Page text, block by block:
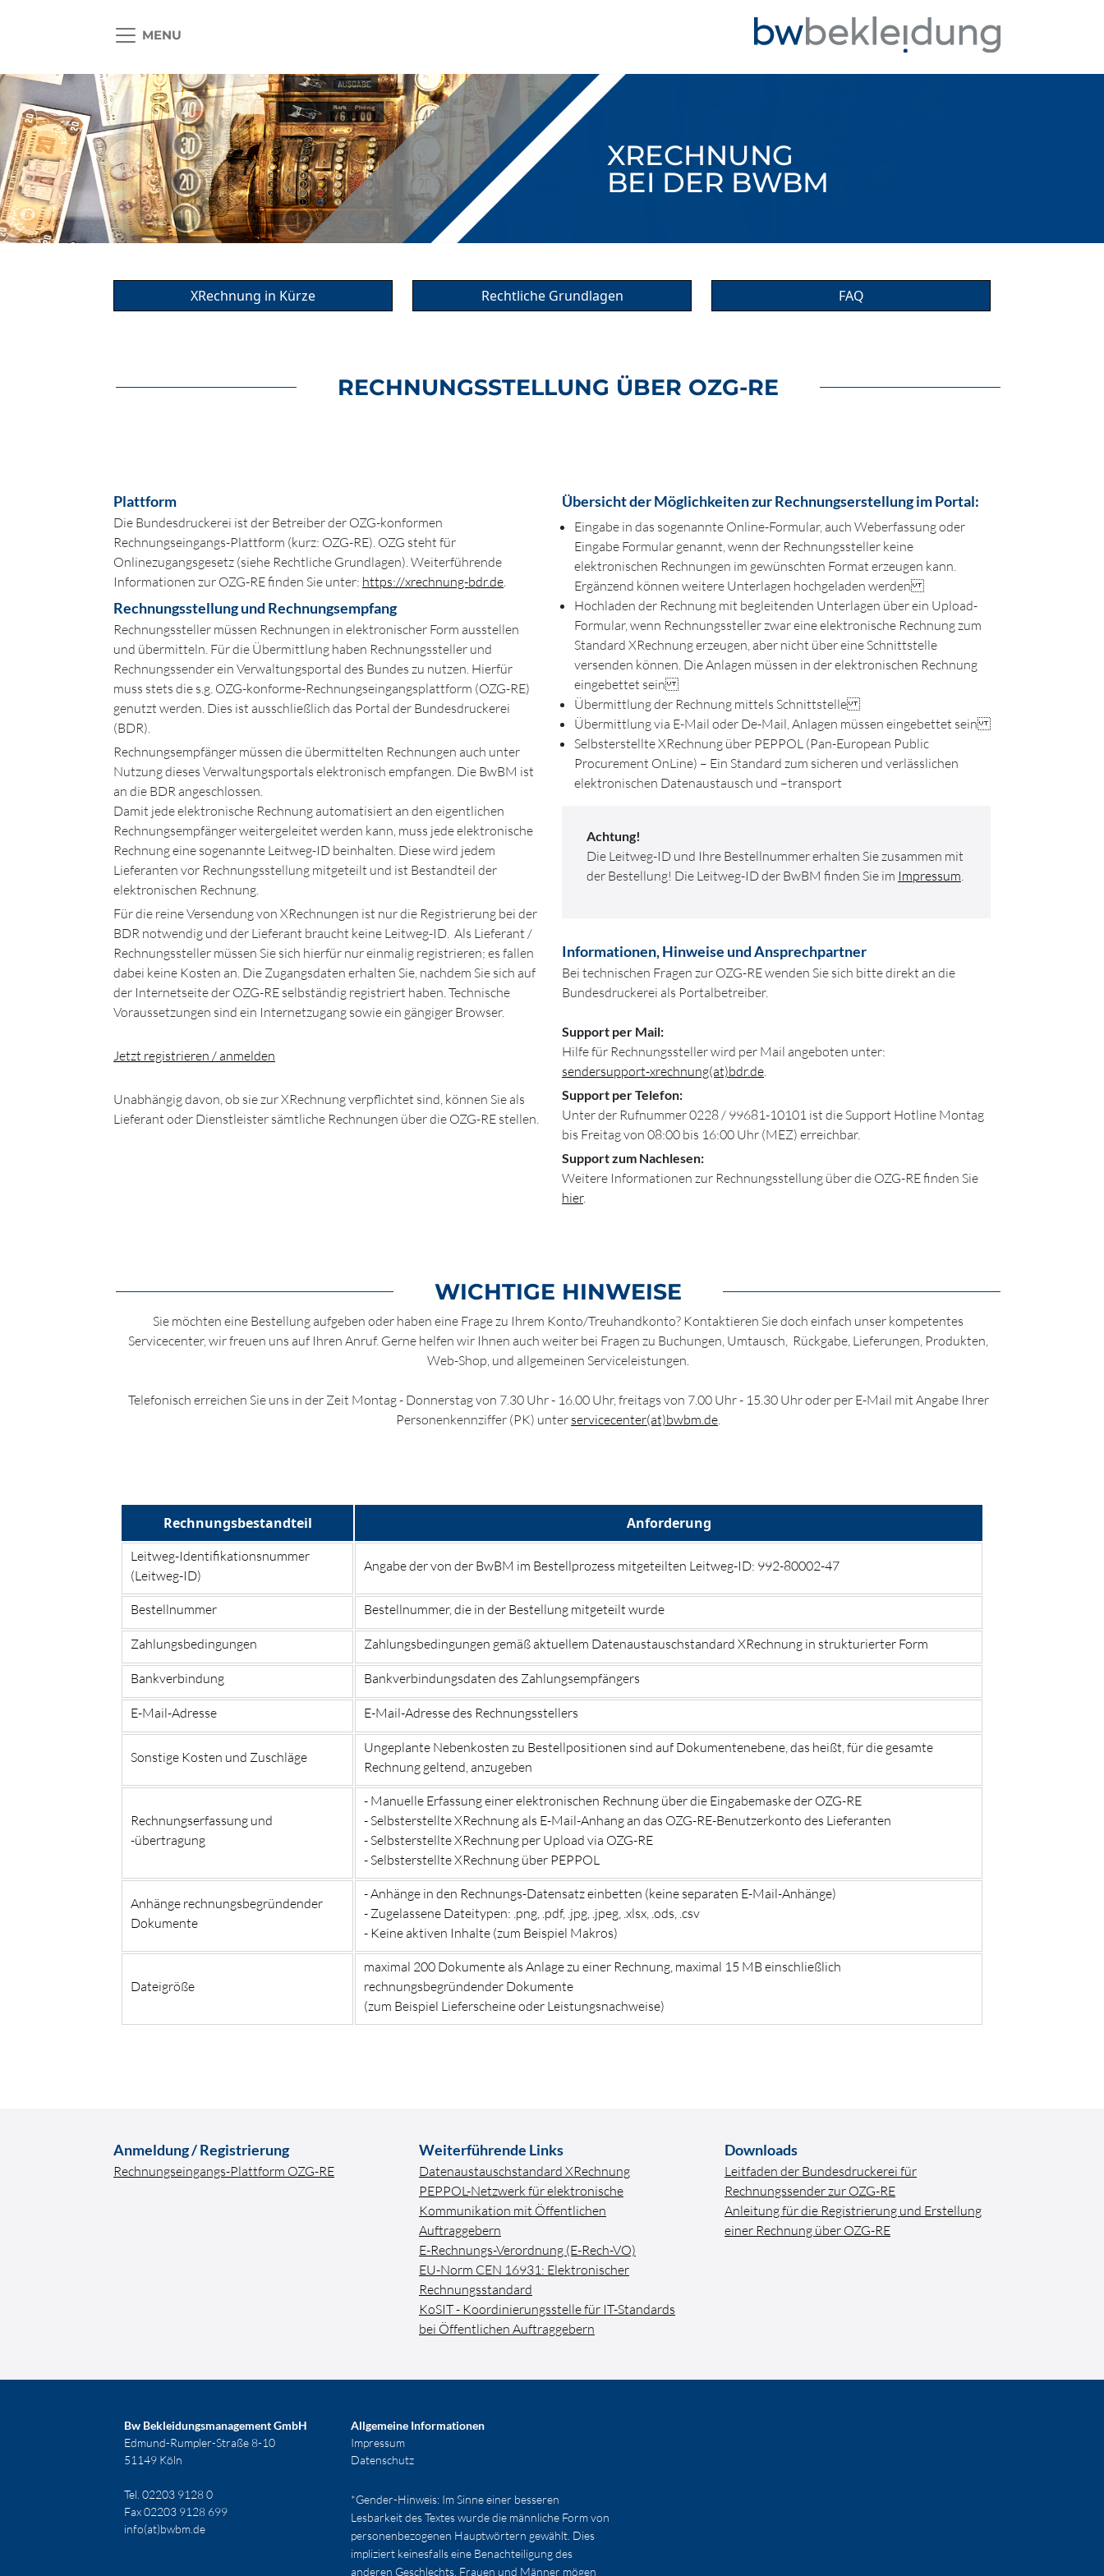
MENU
XRECHNUNG
BEI DER BWBM
XRechnung in Kürze Rechtliche Grundlagen FAQ
RECHNUNGSSTELLUNG ÜBER OZG-RE
Plattform
Die Bundesdruckerei ist der Betreiber der OZG-konformen
Rechnungseingangs-Plattform (kurz: OZG-RE). OZG steht für
Onlinezugangsgesetz (siehe Rechtliche Grundlagen). Weiterführende
Informationen zur OZG-RE finden Sie unter: https://xrechnung-bdr.de
Rechnungsstellung und Rechnungsempfang
Rechnungssteller müssen Rechnungen in elektronischer Form ausstellen
und übermitteln. Für die Übermittlung haben Rechnungssteller und
Rechnungssender ein Verwaltungsportal des Bundes zu nutzen. Hierfür
muss stets die s.g. OZG-konforme-Rechnungs­eingangs­plattform (OZG-RE)
genutzt werden. Dies ist ausschließlich das Portal der Bundesdruckerei
(BDR).
Rechnungsempfänger müssen die übermittelten Rechnungen auch unter
Nutzung dieses Verwaltungsportals elektronisch empfangen. Die BwBM ist
an die BDR angeschlossen.
Damit jede elektronische Rechnung automatisiert an den eigentlichen
Rechnungs­empfänger weitergeleitet werden kann, muss jede elektronische
Rechnung eine sogenannte Leitweg-ID beinhalten. Diese wird jedem
Lieferanten vor Rechnungsstellung mitgeteilt und ist Bestandteil der
elektronischen Rechnung.
Für die reine Versendung von XRechnungen ist nur die Registrierung bei der
BDR notwendig und der Lieferant braucht keine Leitweg-ID. Als Lieferant /
Rechnungssteller müssen Sie sich hierfür nur einmalig registrieren; es fallen
dabei keine Kosten an. Die Zugangsdaten erhalten Sie, nachdem Sie sich auf
der Internetseite der OZG-RE selbständig registriert haben. Technische
Voraussetzungen sind ein Internetzugang sowie ein gängiger Browser.
Jetzt registrieren / anmelden
Unabhängig davon, ob sie zur XRechnung verpflichtet sind, können Sie als
Lieferant oder Dienstleister sämtliche Rechnungen über die OZG-RE stellen.
Übersicht der Möglichkeiten zur Rechnungserstellung im Portal:
Eingabe in das sogenannte Online-Formular, auch Weberfassung oder
Eingabe Formular genannt, wenn der Rechnungssteller keine
elektronischen Rechnungen im gewünschten Format erzeugen kann.
Ergänzend können weitere Unterlagen hochgeladen werden
Hochladen der Rechnung mit begleitenden Unterlagen über ein Upload-
Formular, wenn Rechnungssteller zwar eine elektronische Rechnung zum
Standard XRechnung erzeugen, aber nicht über eine Schnittstelle
versenden können. Die Anlagen müssen in der elektronischen Rechnung
eingebettet sein
Übermittlung der Rechnung mittels Schnittstelle
Übermittlung via E-Mail oder De-Mail, Anlagen müssen eingebettet sein
Selbsterstellte XRechnung über PEPPOL (Pan-European Public
Procurement OnLine) – Ein Standard zum sicheren und verlässlichen
elektronischen Datenaustausch und –transport
Achtung!
Die Leitweg-ID und Ihre Bestellnummer erhalten Sie zusammen mit
der Bestellung! Die Leitweg-ID der BwBM finden Sie im Impressum
Informationen, Hinweise und Ansprechpartner
Bei technischen Fragen zur OZG-RE wenden Sie sich bitte direkt an die
Bundesdruckerei als Portalbetreiber.
Support per Mail:
Hilfe für Rechnungssteller wird per Mail angeboten unter:
sendersupport-xrechnung(at)bdr.de
Support per Telefon:
Unter der Rufnummer 0228 / 99681-10101 ist die Support Hotline Montag
bis Freitag von 08:00 bis 16:00 Uhr (MEZ) erreichbar.
Support zum Nachlesen:
Weitere Informationen zur Rechnungsstellung über die OZG-RE finden Sie
hier.
WICHTIGE HINWEISE
Sie möchten eine Bestellung aufgeben oder haben eine Frage zu Ihrem Konto/Treuhandkonto? Kontaktieren Sie doch einfach unser kompetentes
Servicecenter, wir freuen uns auf Ihren Anruf. Gerne helfen wir Ihnen auch weiter bei Fragen zu Buchungen, Umtausch, Rückgabe, Lieferungen, Produkten,
Web-Shop, und allgemeinen Serviceleistungen.
Telefonisch erreichen Sie uns in der Zeit Montag - Donnerstag von 7.30 Uhr - 16.00 Uhr, freitags von 7.00 Uhr - 15.30 Uhr oder per E-Mail mit Angabe Ihrer
Personenkennziffer (PK) unter servicecenter(at)bwbm.de
Rechnungsbestandteil Anforderung
Leitweg-Identifikationsnummer
(Leitweg-ID)
Angabe der von der BwBM im Bestellprozess mitgeteilten Leitweg-ID: 992-80002-47
Bestellnummer Bestellnummer, die in der Bestellung mitgeteilt wurde
Zahlungsbedingungen Zahlungsbedingungen gemäß aktuellem Datenaustauschstandard XRechnung in strukturierter Form
Bankverbindung Bankverbindungsdaten des Zahlungsempfängers
E-Mail-Adresse E-Mail-Adresse des Rechnungsstellers
Sonstige Kosten und Zuschläge
Ungeplante Nebenkosten zu Bestellpositionen sind auf Dokumentenebene, das heißt, für die gesamte
Rechnung geltend, anzugeben
Rechnungserfassung und
-übertragung
- Manuelle Erfassung einer elektronischen Rechnung über die Eingabemaske der OZG-RE
- Selbsterstellte XRechnung als E-Mail-Anhang an das OZG-RE-Benutzerkonto des Lieferanten
- Selbsterstellte XRechnung per Upload via OZG-RE
- Selbsterstellte XRechnung über PEPPOL
Anhänge rechnungsbegründender
Dokumente
- Anhänge in den Rechnungs-Datensatz einbetten (keine separaten E-Mail-Anhänge)
- Zugelassene Dateitypen: .png, .pdf, .jpg, .jpeg, .xlsx, .ods, .csv
- Keine aktiven Inhalte (zum Beispiel Makros)
Dateigröße
maximal 200 Dokumente als Anlage zu einer Rechnung, maximal 15 MB einschließlich
rechnungsbegründender Dokumente
(zum Beispiel Lieferscheine oder Leistungsnachweise)
Anmeldung / Registrierung
Rechnungseingangs-Plattform OZG-RE
Weiterführende Links
Datenaustauschstandard XRechnung
PEPPOL-Netzwerk für elektronische
Kommunikation mit Öffentlichen
Auftraggebern
E-Rechnungs-Verordnung (E-Rech-VO)
EU-Norm CEN 16931: Elektronischer
Rechnungsstandard
KoSIT - Koordinierungsstelle für IT-Standards
bei Öffentlichen Auftraggebern
Downloads
Leitfaden der Bundesdruckerei für
Rechnungssender zur OZG-RE
Anleitung für die Registrierung und Erstellung
einer Rechnung über OZG-RE
Bw Bekleidungsmanagement GmbH
Edmund-Rumpler-Straße 8-10
51149 Köln
Tel. 02203 9128 0
Fax 02203 9128 699
info(at)bwbm.de
Allgemeine Informationen
Impressum
Datenschutz
*Gender-Hinweis: Im Sinne einer besseren
Lesbarkeit des Textes wurde die männliche Form von
personenbezogenen Hauptwörtern gewählt. Dies
impliziert keinesfalls eine Benachteiligung des
anderen Geschlechts. Frauen und Männer mögen